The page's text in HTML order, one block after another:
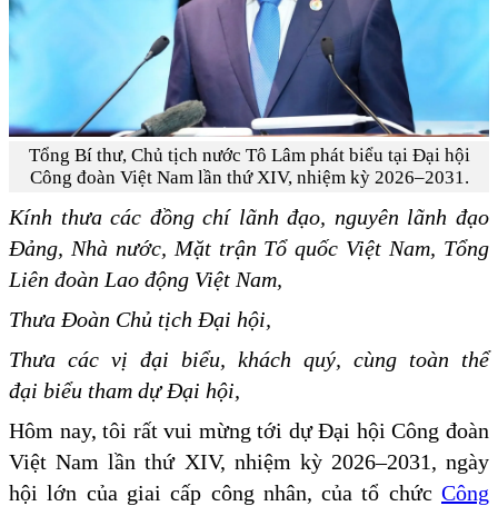
Tổng Bí thư, Chủ tịch nước Tô Lâm phát biểu tại Đại hội
Công đoàn Việt Nam lần thứ XIV, nhiệm kỳ 2026–2031.
Kính thưa các đồng chí lãnh đạo, nguyên lãnh đạo
Đảng, Nhà nước, Mặt trận Tổ quốc Việt Nam, Tổng
Liên đoàn Lao động Việt Nam,
Thưa Đoàn Chủ tịch Đại hội,
Thưa các vị đại biểu, khách quý, cùng toàn thể
đại biểu tham dự Đại hội,
Hôm nay, tôi rất vui mừng tới dự Đại hội Công đoàn
Việt Nam lần thứ XIV, nhiệm kỳ 2026–2031, ngày
hội lớn của giai cấp công nhân, của tổ chức Công